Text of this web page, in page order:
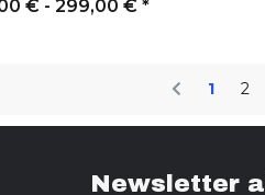
€ - 299,00 € *
1 2
Newsletter